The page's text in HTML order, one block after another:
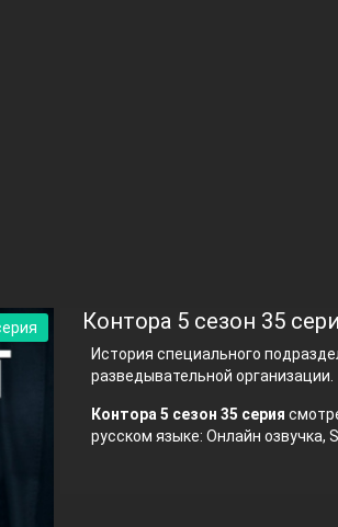
Контора 5 сезон 35
История специального
разведывательной организации.
Контора 5 сезон 35 серия
русском языке: Онлайн озвучка,